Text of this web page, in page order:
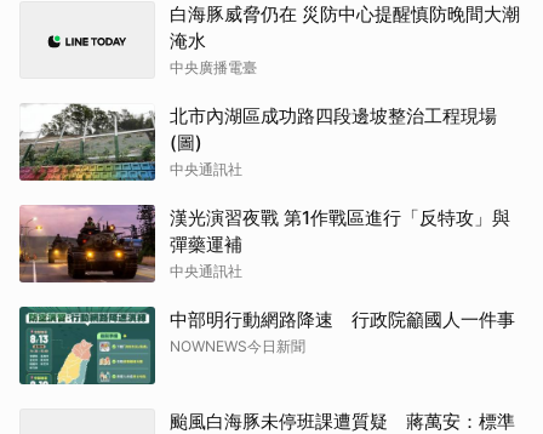
白海豚威脅仍在 災防中心提醒慎防晚間大潮
淹水
中央廣播電臺
北市內湖區成功路四段邊坡整治工程現場
(圖)
中央通訊社
漢光演習夜戰 第1作戰區進行「反特攻」與
彈藥運補
中央通訊社
中部明行動網路降速 行政院籲國人一件事
NOWNEWS今日新聞
颱風白海豚未停班課遭質疑 蔣萬安：標準